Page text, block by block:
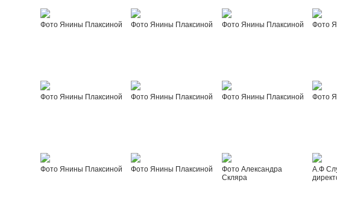
Фото Янины Плаксиной Фото Янины Плаксиной Фото Янины Плаксиной Фото
Фото Янины Плаксиной Фото Янины Плаксиной Фото Янины Плаксиной Фото
Фото Янины Плаксиной Фото Янины Плаксиной
Фото Александра
Скляра
А.Ф